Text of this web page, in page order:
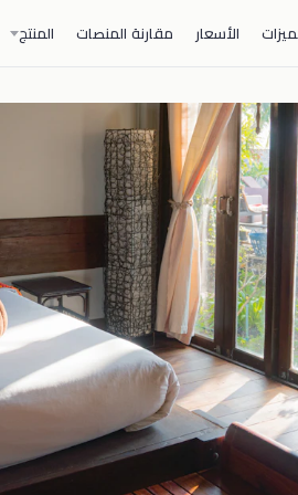
الأسعار مقارنة المنصات المنتج